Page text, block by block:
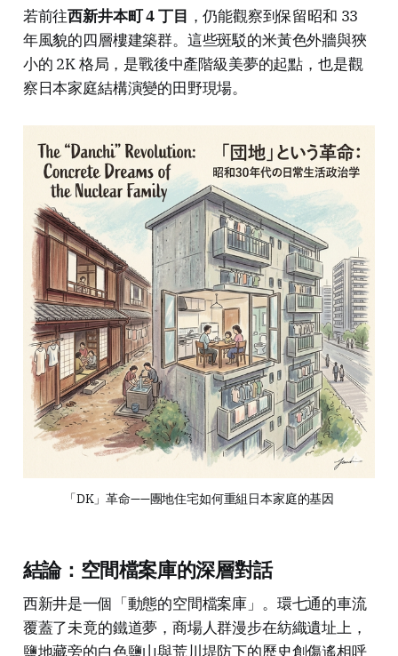
若前往西新井本町 4 丁目 ，仍能觀察到保留昭和 33
年風貌的四層樓建築群。這些斑駁的米黃色外牆與狹
小的 2K 格局，是戰後中產階級美夢的起點，也是觀
察日本家庭結構演變的田野現場。
「DK」革命——團地住宅如何重組日本家庭的基因
結論：空間檔案庫的深層對話
西新井是一個「動態的空間檔案庫」。環七通的車流
覆蓋了未竟的鐵道夢，商場人群漫步在紡織遺址上，
鹽地藏旁的白色鹽山與荒川堤防下的歷史創傷遙相呼